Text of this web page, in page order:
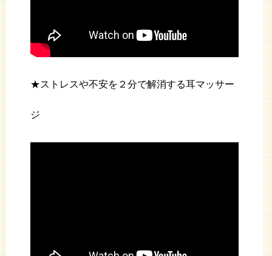
★ストレスや不安を２分で解消する耳マッサー
ジ